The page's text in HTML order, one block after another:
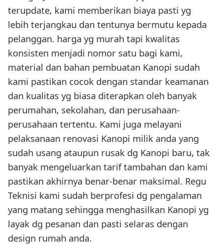
terupdate, kami memberikan biaya pasti yg
lebih terjangkau dan tentunya bermutu kepada
pelanggan. harga yg murah tapi kwalitas
konsisten menjadi nomor satu bagi kami,
material dan bahan pembuatan Kanopi sudah
kami pastikan cocok dengan standar keamanan
dan kualitas yg biasa diterapkan oleh banyak
perumahan, sekolahan, dan perusahaan-
perusahaan tertentu. Kami juga melayani
pelaksanaan renovasi Kanopi milik anda yang
sudah usang ataupun rusak dg Kanopi baru, tak
banyak mengeluarkan tarif tambahan dan kami
pastikan akhirnya benar-benar maksimal. Regu
Teknisi kami sudah berprofesi dg pengalaman
yang matang sehingga menghasilkan Kanopi yg
layak dg pesanan dan pasti selaras dengan
design rumah anda.